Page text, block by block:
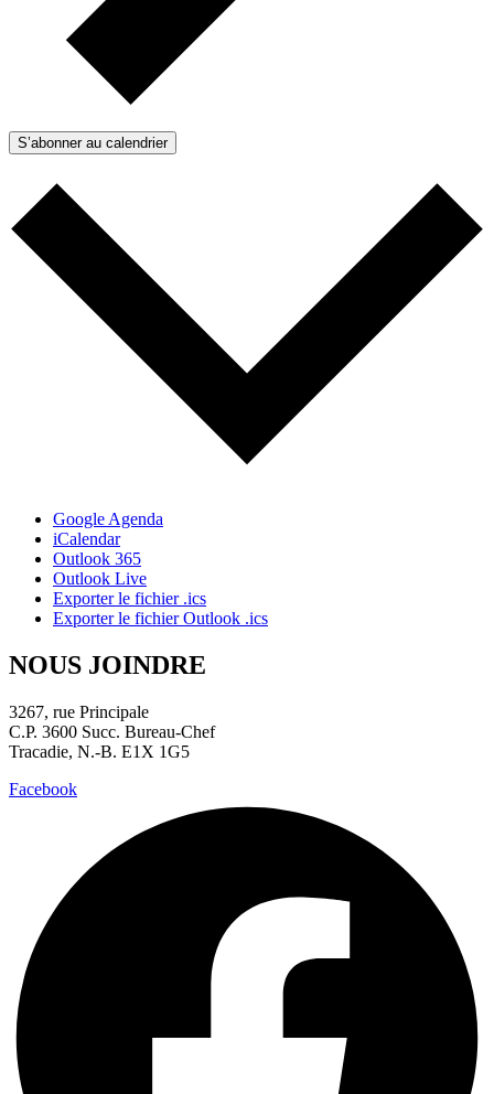
S’abonner au calendrier
Google Agenda
iCalendar
Outlook 365
Outlook Live
Exporter le fichier .ics
Exporter le fichier Outlook .ics
NOUS JOINDRE
3267, rue Principale
C.P. 3600 Succ. Bureau-Chef
Tracadie, N.-B. E1X 1G5
Facebook